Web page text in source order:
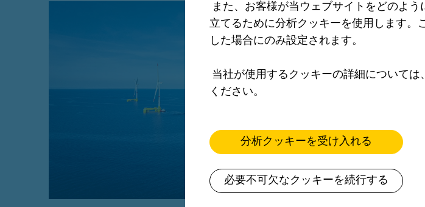
また、お客様が当ウェブサイトをどのよ
立てるために分析クッキーを使用します。
した場合にのみ設定されます。
当社が使用するクッキーの詳細については、
ください。
分析クッキーを受け入れる
必要不可欠なクッキーを続行する